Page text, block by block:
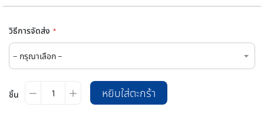
วิธีการจัดส่ง
ชิ้น หยิบใส่ตะกร้า